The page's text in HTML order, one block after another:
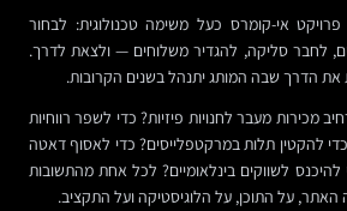
אי-קומרס כעל משימה טכנולוגית: לבחור
לחבר סליקה, להגדיר משלוחים — ולצאת לדרך.
הדרך שבה המותג יתנהל בשנים הקרובות.
מכירות מעבר לחנויות פיזיות? כדי לשפר רווחיות
להקטין תלות במרקטפלייסים? כדי לאסוף דאטה
להיכנס לשווקים בינלאומיים? לכל אחת מהתשובות
על התוכן, על הלוגיסטיקה ועל התקציב.